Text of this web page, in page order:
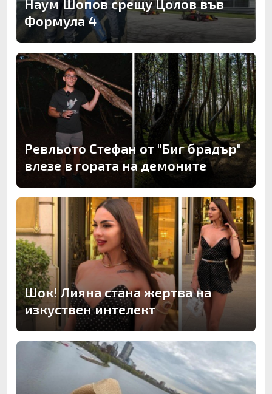
Наум Шопов срещу Цолов във
Формула 4
Ревльото Стефан от "Биг брадър"
влезе в гората на демоните
Шок! Лияна стана жертва на
изкуствен интелект